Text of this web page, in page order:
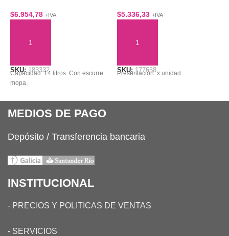
$6.954,78 +IVA
SKU:183332
Capacidad: 14 litros. Con escurre
mopa.
$5.336,33 +IVA
SKU:177658
Presentación: x unidad.
MEDIOS DE PAGO
Depósito / Transferencia bancaria
INSTITUCIONAL
- PRECIOS Y POLITICAS DE VENTAS
- SERVICIOS